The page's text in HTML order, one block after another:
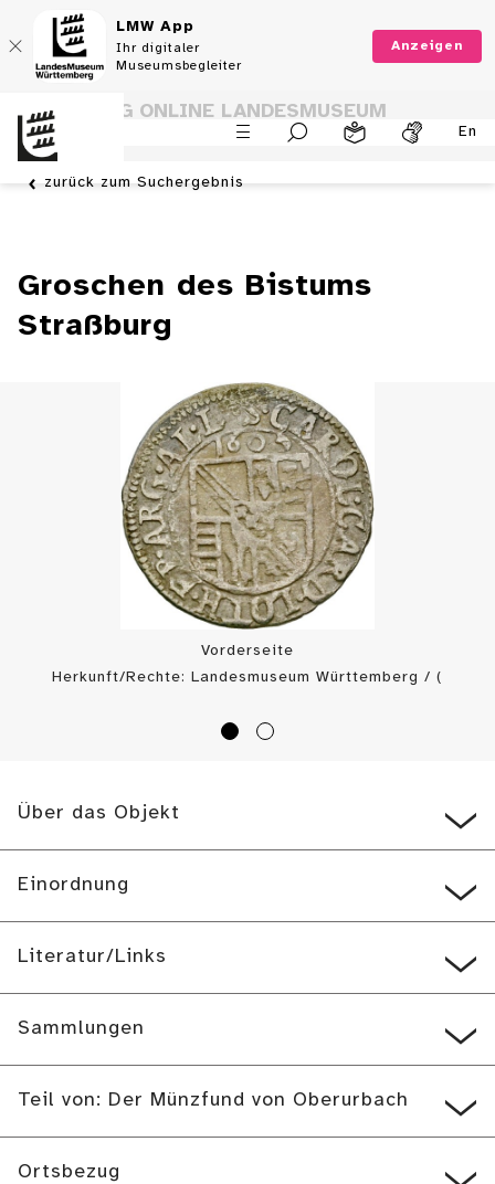
LMW App
Ihr digitaler
Museumsbegleiter
Anzeigen
En
SAMMLUNG ONLINE LANDESMUSEUM
WÜRTTEMBERG
zurück zum Suchergebnis
Groschen des Bistums
Straßburg
Vorderseite
Herkunft/Rechte: Landesmuseum Württemberg / (
Über das Objekt
Einordnung
Literatur/Links
Sammlungen
Teil von: Der Münzfund von Oberurbach
Ortsbezug